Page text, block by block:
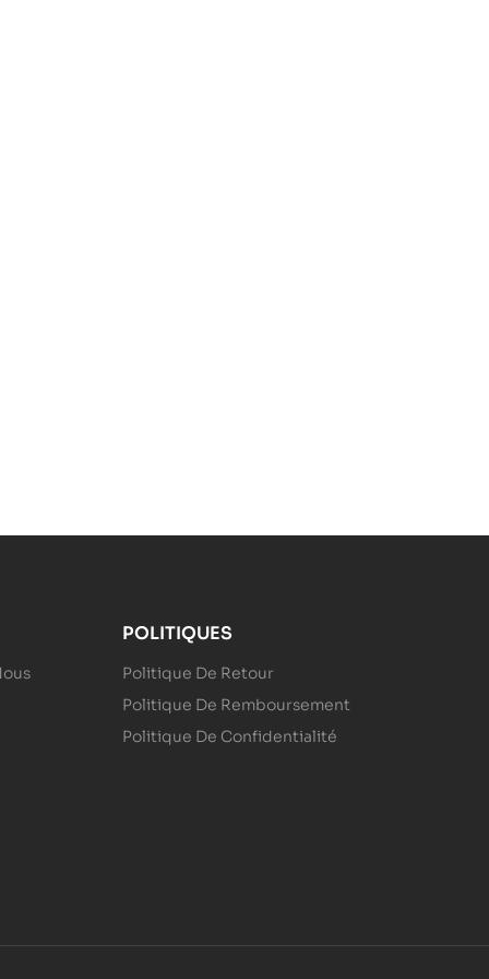
POLITIQUES
Politique De Retour
Politique De Remboursement
Politique De Confidentialité